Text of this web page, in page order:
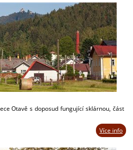
Otavě s doposud fungující sklárnou, část
Více info